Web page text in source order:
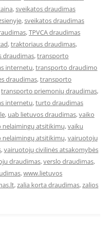
,sveikatos draudimas
,sveikatos draudimas
,TPVCA draudimas
,traktoriaus draudimas,
draudimas,transporto
internetu,transporto draudimo
draudimas,transporto
transporto priemonių draudimas,
internetu,turto draudimas
, uab lietuvos draudimas,vaiko
atsitikimų,vaiku
atsitikimų,vairuotojų
,vairuotojų civilinės atsakomybės
draudimas,verslo draudimas,
,www.lietuvos
,zalia korta draudimas,zalios